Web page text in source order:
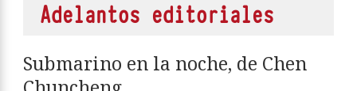
Adelantos editoriales
Submarino en la noche, de Chen